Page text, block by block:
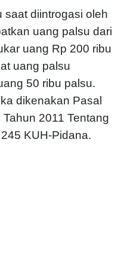
saat diintrogasi oleh
uang palsu dari
uang Rp 200 ribu
uang palsu
50 ribu palsu.
dikenakan Pasal
2011 Tentang
KUH-Pidana.